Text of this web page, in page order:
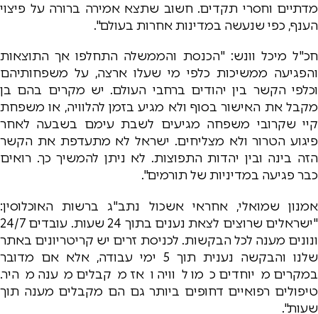
מדתיים וחסרי תקדים. חשוב שתצא אמירה ברורה על פיצוי
הענף, כפי שנעשה במדינות אחרות בעולם".
חכ"ל מיכל וונש: "הכנסת והממשלה התחלפו אך התוצאות
והפגיעה ממשיכות כלפי מי שעלו ארצה, על משפחותיהם
וכלפי הקשר בין יהודים ברחבי העולם. יש מקרים בהם בן
מקבל את האישור בסוף ולא מגיע בזמן להלוויה, או משפחת
קיי שקרובי משפחה מגיעים לשבת עימם בשבעה לאחר
פיגוע הטרור ולא מצליחים. ישראל לא מתעדפת את הקשר
הזה בינה ובין יהדות התפוצות. לא ניתן להמשיך כך. רואים
כבר פגיעה במדיניות של תורמים".
אמנון שמואלי, אחראי אשכול נתב"ג ברשות האוכלוסין:
"ישראלים שרוצים לצאת נענים בתוך 24 שעות. עובדים 24/7
ונונים מענה לכל הבקשות. לכניסת זרים יש קריטריונים באתר
שלנו והבקשה נענית תוך 5 ימי עבודה, אלא אם מדובר
במקרים מיוחדים כמו לוויה ואז מקבלים מענה מהיר.
טיפולים רפואיים דחופים ביותר גם הם מקבלים מענה תוך
שעות".